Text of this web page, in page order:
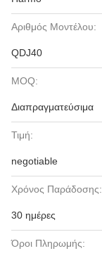
Αριθμός Μοντέλου:
QDJ40
MOQ:
Διαπραγματεύσιμα
Τιμή:
negotiable
Χρόνος Παράδοσης:
30 ημέρες
Όροι Πληρωμής: